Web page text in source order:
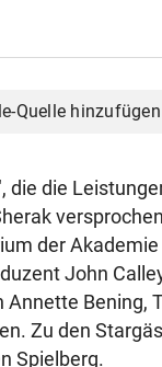
Quelle hinzufügen
die die
der Akademie
John
Bening,
Zu den
Spielberg.